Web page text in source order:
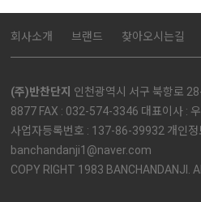
회사소개 브랜드 찾아오시는길
(주)반찬단지 인천광역시 서구 북항로
8877 FAX : 032-574-3346 대표이사 :
사업자등록번호 : 137-86-39932 개인
banchandanji1@naver.com
COPY RIGHT 1983 BANCHANDANJI.